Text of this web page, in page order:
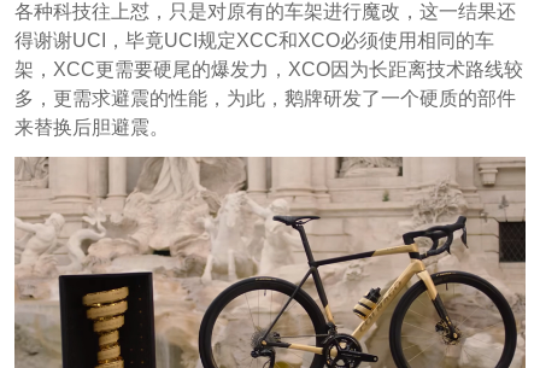
各种科技往上怼，只是对原有的车架进行魔改，这一结果还
得谢谢UCI，毕竟UCI规定XCC和XCO必须使用相同的车
架，XCC更需要硬尾的爆发力，XCO因为长距离技术路线较
多，更需求避震的性能，为此，鹅牌研发了一个硬质的部件
来替换后胆避震。